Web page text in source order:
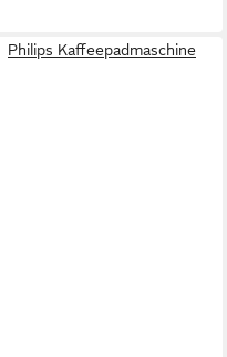
Philips Kaffeepadmaschine